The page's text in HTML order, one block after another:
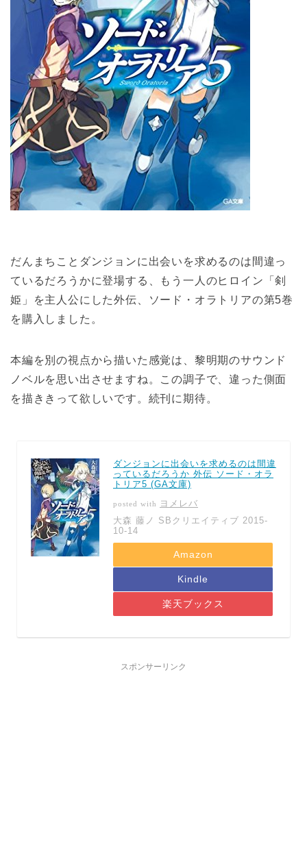
だんまちことダンジョンに出会いを求めるのは間違っ
ているだろうかに登場する、もう一人のヒロイン「剣
姫」を主人公にした外伝、ソード・オラトリアの第5巻
を購入しました。
本編を別の視点から描いた感覚は、黎明期のサウンド
ノベルを思い出させますね。この調子で、違った側面
を描ききって欲しいです。続刊に期待。
ダンジョンに出会いを求めるのは間違
っているだろうか 外伝 ソード・オラ
トリア5 (GA文庫)
posted with
ヨメレバ
大森 藤ノ SBクリエイティブ 2015-
10-14
Amazon
Kindle
楽天ブックス
スポンサーリンク